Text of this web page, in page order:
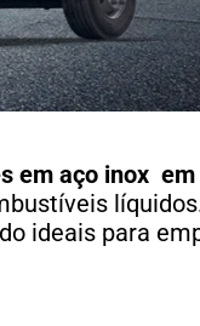
em aço inox em
ideais para